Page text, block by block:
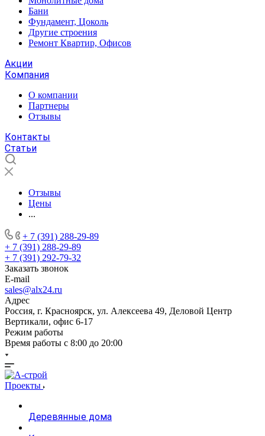
Бани
Фундамент, Цоколь
Другие строения
Ремонт Квартир, Офисов
Акции
Компания
О компании
Партнеры
Отзывы
Контакты
Статьи
Отзывы
Цены
...
+ 7 (391) 288-29-89
+ 7 (391) 288-29-89
+ 7 (391) 292-79-32
Заказать звонок
E-mail
sales@alx24.ru
Адрес
Россия, г. Красноярск, ул. Алексеева 49, Деловой Центр
Вертикали, офис 6-17
Режим работы
Время работы с 8:00 до 20:00
Проекты
Деревянные дома